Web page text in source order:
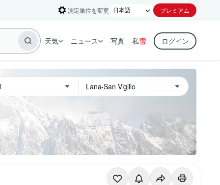
測定単位を変更 プレミアム
天気 ニュース 写真 私雪 ログイン